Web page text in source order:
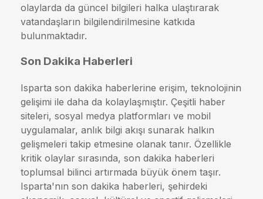
olaylarda da güncel bilgileri halka ulaştırarak
vatandaşların bilgilendirilmesine katkıda
bulunmaktadır.
Son Dakika Haberleri
Isparta son dakika haberlerine erişim, teknolojinin
gelişimi ile daha da kolaylaşmıştır. Çeşitli haber
siteleri, sosyal medya platformları ve mobil
uygulamalar, anlık bilgi akışı sunarak halkın
gelişmeleri takip etmesine olanak tanır. Özellikle
kritik olaylar sırasında, son dakika haberleri
toplumsal bilinci artırmada büyük önem taşır.
Isparta'nın son dakika haberleri, şehirdeki